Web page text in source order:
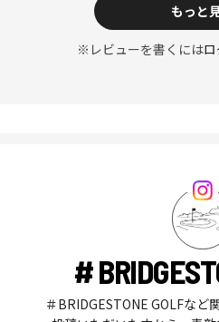
もっと
※レビューを書くにはロ
#
＃BRIDGESTONE GOLFなど